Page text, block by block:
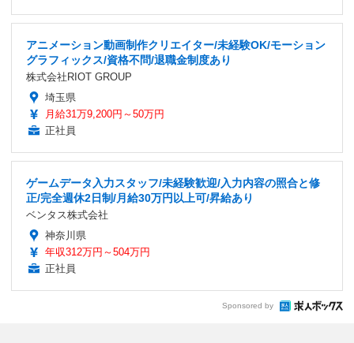
アニメーション動画制作クリエイター/未経験OK/モーション
グラフィックス/資格不問/退職金制度あり
株式会社RIOT GROUP
埼玉県
月給31万9,200円～50万円
正社員
ゲームデータ入力スタッフ/未経験歓迎/入力内容の照合と修
正/完全週休2日制/月給30万円以上可/昇給あり
ベンタス株式会社
神奈川県
年収312万円～504万円
正社員
Sponsored by